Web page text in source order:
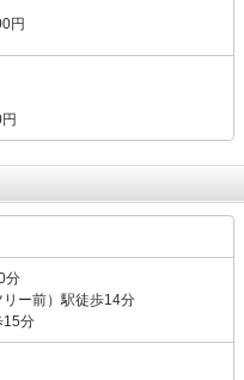
円
分
ー前）駅徒歩14分
15分